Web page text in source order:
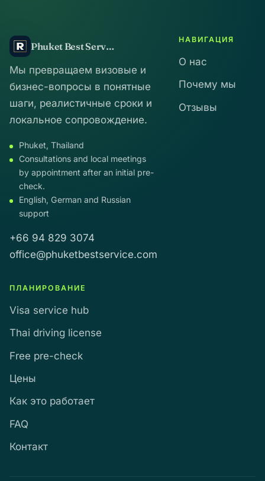
Phuket Best Service
Мы превращаем визовые и
бизнес-вопросы в понятные
шаги, реалистичные сроки и
локальное сопровождение.
Phuket, Thailand
Consultations and local meetings
by appointment after an initial pre-
check.
English, German and Russian
support
+66 94 829 3074
office@phuketbestservice.com
НАВИГАЦИЯ
О нас
Почему мы
Отзывы
ПЛАНИРОВАНИЕ
Visa service hub
Thai driving license
Free pre-check
Цены
Как это работает
FAQ
Контакт